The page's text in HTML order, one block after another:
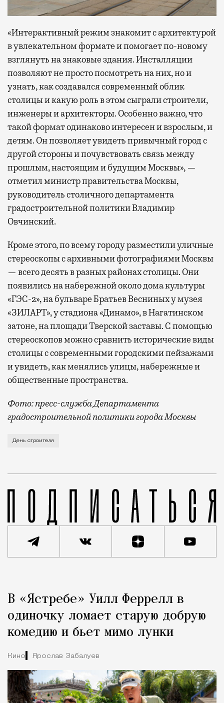
«Интерактивный режим знакомит с архитектурой
в увлекательном формате и помогает по-новому
взглянуть на знаковые здания. Инсталляции
позволяют не просто посмотреть на них, но и
узнать, как создавался современный облик
столицы и какую роль в этом сыграли строители,
инженеры и архитекторы. Особенно важно, что
такой формат одинаково интересен и взрослым, и
детям. Он позволяет увидеть привычный город с
другой стороны и почувствовать связь между
прошлым, настоящим и будущим Москвы», —
отметил министр правительства Москвы,
руководитель столичного департамента
градостроительной политики Владимир
Овчинский.
Кроме этого, по всему городу разместили уличные
стереоскопы с архивными фотографиями Москвы
— всего десять в разных районах столицы. Они
появились на набережной около дома культуры
«ГЭС-2», на бульваре Братьев Весниных у музея
«ЗИЛАРТ», у стадиона «Динамо», в Нагатинском
затоне, на площади Тверской заставы. С помощью
стереоскопов можно сравнить исторические виды
столицы с современными городскими пейзажами
и увидеть, как менялись улицы, набережные и
общественные пространства.
Фото: пресс-служба Департамента
градостроительной политики города Москвы
В этом году профессиональный праздник День
День строителя
Город
В «Ястребе» Уилл Феррелл в
одиночку ломает старую добрую
комедию и бьет мимо лунки
Кино Ярослав Забалуев